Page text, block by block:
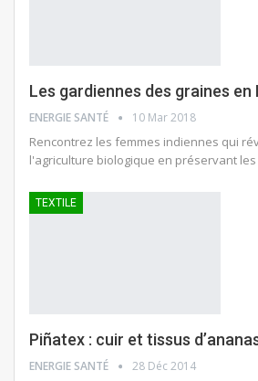
Les gardiennes des graines en
ENERGIE SANTÉ 10 Mar 2018
Rencontrez les femmes indiennes qui
l'agriculture biologique en préservant les
TEXTILE
Piñatex : cuir et tissus
ENERGIE SANTÉ 28 Déc 2014